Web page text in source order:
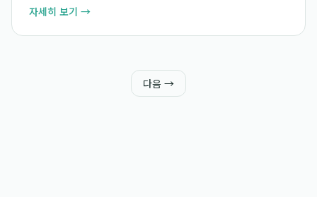
곳은 프라이버시 보호를 중시하는...
자세히 보기 →
다음 →